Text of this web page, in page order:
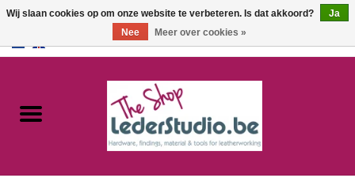
Catalogus
Wij slaan cookies op om onze website te verbeteren. Is dat akkoord?
Ja
Nee
Meer over cookies »